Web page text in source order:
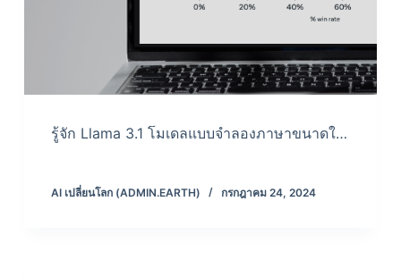
รู้จัก Llama 3.1 โมเดลแบบจำลองภาษาขนาดใ…
AI เปลี่ยนโลก (ADMIN.EARTH) กรกฎาคม 24, 2024